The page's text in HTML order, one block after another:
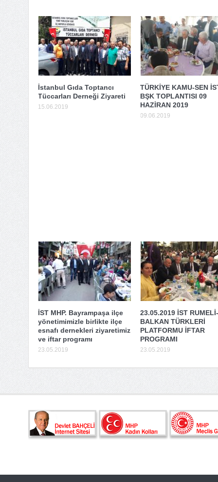
İstanbul Gıda Toptancı
Tüccarları Derneği Ziyareti
15.06.2019
TÜRKİYE KAMU-SEN
BŞK TOPLANTISI 09
HAZİRAN 2019
09.06.2019
İST MHP. Bayrampaşa ilçe
yönetimimizle birlikte ilçe
esnafı dernekleri ziyaretimiz
ve iftar programı
23.05.2019
23.05.2019 İST
BALKAN TÜRKLERİ
PLATFORMU İFTAR
PROGRAMI
23.05.2019